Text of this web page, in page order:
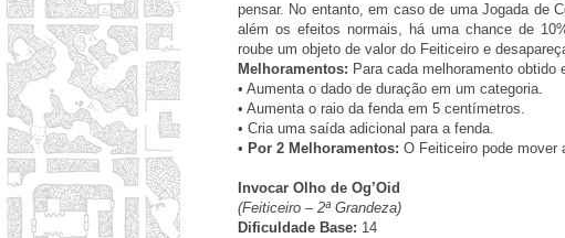
pensar. No entanto, em caso de uma Jogada de
além os efeitos normais, há uma chance de
roube um objeto de valor do Feiticeiro e
Melhoramentos: Para cada melhoramento
• Aumenta o dado de duração em um categoria.
• Aumenta o raio da fenda em 5 centímetros.
• Cria uma saída adicional para a fenda.
• Por 2 Melhoramentos: O Feiticeiro pode mover
Invocar Olho de Og’Oid
(Feiticeiro – 2ª Grandeza)
Dificuldade Base: 14